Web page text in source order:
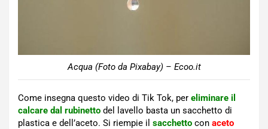
Acqua (Foto da Pixabay) – Ecoo.it
Come insegna questo video di Tik Tok, per eliminare il
calcare dal rubinetto del lavello basta un sacchetto di
plastica e dell’aceto. Si riempie il sacchetto con aceto